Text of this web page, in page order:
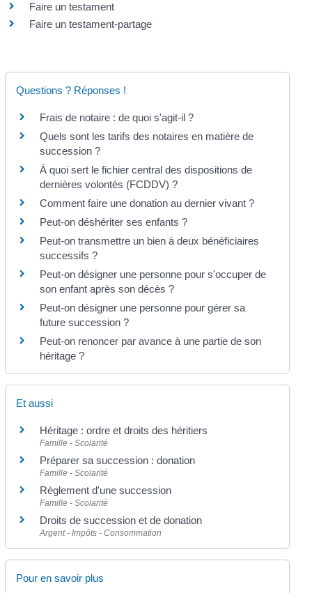
Faire un testament
Faire un testament-partage
Questions ? Réponses !
Frais de notaire : de quoi s'agit-il ?
Quels sont les tarifs des notaires en matière de
succession ?
À quoi sert le fichier central des dispositions de
dernières volontés (FCDDV) ?
Comment faire une donation au dernier vivant ?
Peut-on déshériter ses enfants ?
Peut-on transmettre un bien à deux bénéficiaires
successifs ?
Peut-on désigner une personne pour s'occuper de
son enfant après son décès ?
Peut-on désigner une personne pour gérer sa
future succession ?
Peut-on renoncer par avance à une partie de son
héritage ?
Et aussi
Héritage : ordre et droits des héritiers
Famille - Scolarité
Préparer sa succession : donation
Famille - Scolarité
Règlement d'une succession
Famille - Scolarité
Droits de succession et de donation
Argent - Impôts - Consommation
Pour en savoir plus